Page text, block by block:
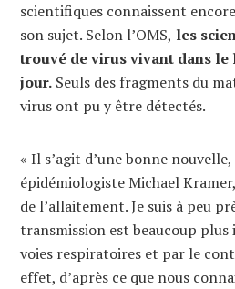
scientifiques connaissent
son sujet. Selon l’OMS, les
trouvé de virus vivant dans le
jour. Seuls des fragments du
virus ont pu y être détectés.
« Il s’agit d’une bonne
épidémiologiste Michael
de l’allaitement. Je suis à peu
transmission est beaucoup
voies respiratoires et par le
effet, d’après ce que nous